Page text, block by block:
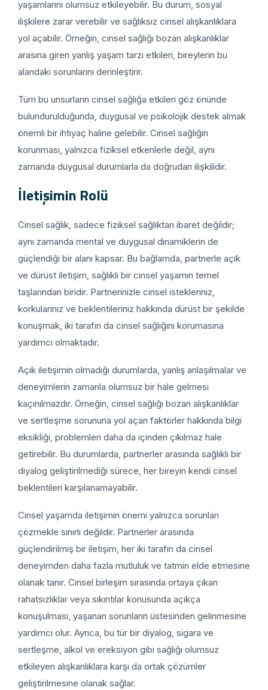
yaşamlarını olumsuz etkileyebilir. Bu durum, sosyal
ilişkilere zarar verebilir ve sağlıksız cinsel alışkanlıklara
yol açabilir. Örneğin, cinsel sağlığı bozan alışkanlıklar
arasına giren yanlış yaşam tarzı etkileri, bireylerin bu
alandaki sorunlarını derinleştirir.
Tüm bu unsurların cinsel sağlığa etkileri göz önünde
bulundurulduğunda, duygusal ve psikolojik destek almak
önemli bir ihtiyaç haline gelebilir. Cinsel sağlığın
korunması, yalnızca fiziksel etkenlerle değil, aynı
zamanda duygusal durumlarla da doğrudan ilişkilidir.
İletişimin Rolü
Cinsel sağlık, sadece fiziksel sağlıktan ibaret değildir;
aynı zamanda mental ve duygusal dinamiklerin de
güçlendiği bir alanı kapsar. Bu bağlamda, partnerle açık
ve dürüst iletişim, sağlıklı bir cinsel yaşamın temel
taşlarından biridir. Partnerinizle cinsel istekleriniz,
korkularınız ve beklentileriniz hakkında dürüst bir şekilde
konuşmak, iki tarafın da cinsel sağlığını korumasına
yardımcı olmaktadır.
Açık iletişimin olmadığı durumlarda, yanlış anlaşılmalar ve
deneyimlerin zamanla olumsuz bir hale gelmesi
kaçınılmazdır. Örneğin, cinsel sağlığı bozan alışkanlıklar
ve sertleşme sorununa yol açan faktörler hakkında bilgi
eksikliği, problemleri daha da içinden çıkılmaz hale
getirebilir. Bu durumlarda, partnerler arasında sağlıklı bir
diyalog geliştirilmediği sürece, her bireyin kendi cinsel
beklentileri karşılanamayabilir.
Cinsel yaşamda iletişimin önemi yalnızca sorunları
çözmekle sınırlı değildir. Partnerler arasında
güçlendirilmiş bir iletişim, her iki tarafın da cinsel
deneyimden daha fazla mutluluk ve tatmin elde etmesine
olanak tanır. Cinsel birleşim sırasında ortaya çıkan
rahatsızlıklar veya sıkıntılar konusunda açıkça
konuşulması, yaşanan sorunların üstesinden gelinmesine
yardımcı olur. Ayrıca, bu tür bir diyalog, sigara ve
sertleşme, alkol ve ereksiyon gibi sağlığı olumsuz
etkileyen alışkanlıklara karşı da ortak çözümler
geliştirilmesine olanak sağlar.